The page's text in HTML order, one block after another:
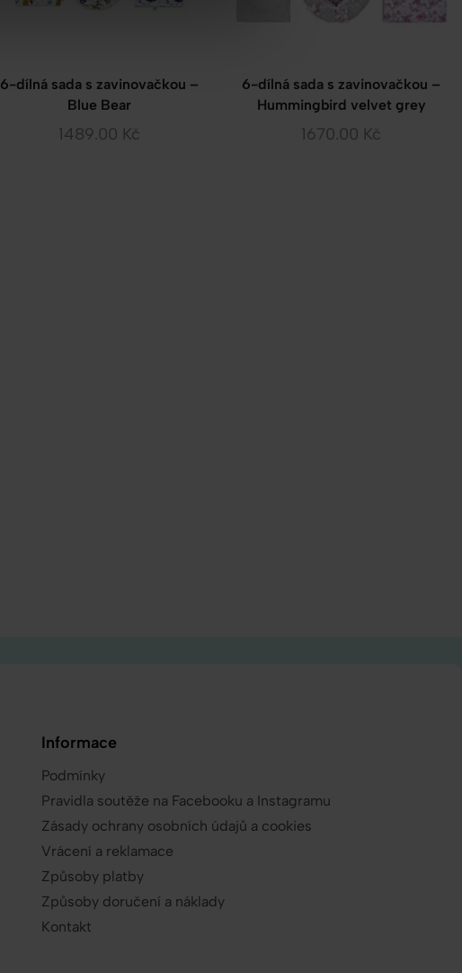
6-dílná sada s zavinovačkou –
Blue Bear
1489.00 Kč
6-dílná sada s zavinovačkou –
Hummingbird velvet grey
1670.00 Kč
Informace
Podmínky
Pravidla soutěže na Facebooku a Instagramu
Zásady ochrany osobních údajů a cookies
Vrácení a reklamace
Způsoby platby
Způsoby doručení a náklady
Kontakt